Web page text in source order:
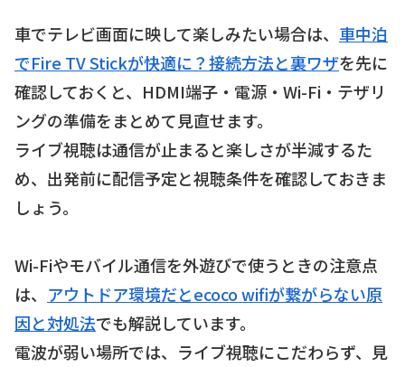
車でテレビ画面に映して楽しみたい場合は、 車中泊
でFire TV Stickが快適に？接続方法と裏ワザを先に
確認しておくと、HDMI端子・電源・Wi-Fi・テザリ
ングの準備をまとめて見直せます。
ライブ視聴は通信が止まると楽しさが半減するた
め、出発前に配信予定と視聴条件を確認しておきま
しょう。
Wi-Fiやモバイル通信を外遊びで使うときの注意点
は、 アウトドア環境だとecoco wifiが繋がらない原
因と対処法でも解説しています。
電波が弱い場所では、ライブ視聴にこだわらず、見